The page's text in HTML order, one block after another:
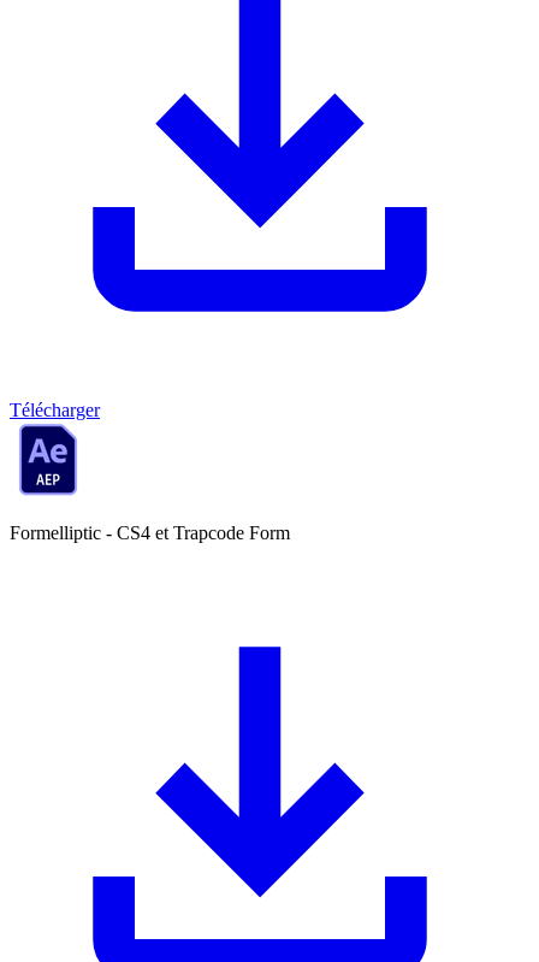
Télécharger
Formelliptic - CS4 et Trapcode Form